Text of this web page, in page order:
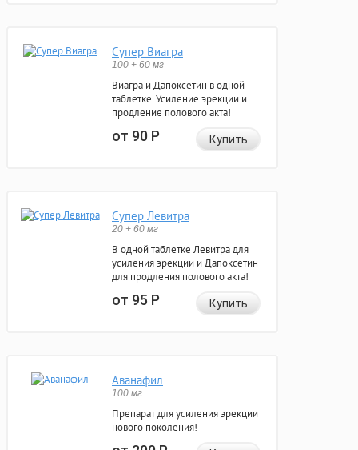
Супер Виагра
100 + 60 мг
Виагра и Дапоксетин в одной
таблетке. Усиление эрекции и
продление полового акта!
от 90Р Купить
Супер Левитра
20 + 60 мг
В одной таблетке Левитра для
усиления эрекции и Дапоксетин
для продления полового акта!
от 95Р Купить
Аванафил
100 мг
Препарат для усиления эрекции
нового поколения!